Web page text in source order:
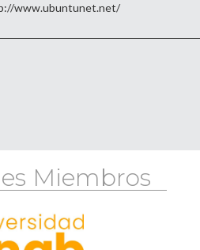
www.ubuntunet.net/
Miembros